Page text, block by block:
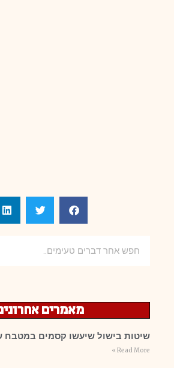
מאמרים
שיטות בישול שיעשו קסמים במטבח
Read More »